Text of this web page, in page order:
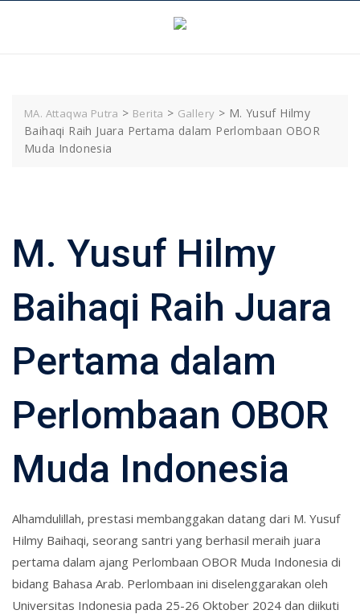
MA. Attaqwa Putra > Berita > Gallery > M. Yusuf Hilmy
Baihaqi Raih Juara Pertama dalam Perlombaan OBOR
Muda Indonesia
M. Yusuf Hilmy
Baihaqi Raih Juara
Pertama dalam
Perlombaan OBOR
Muda Indonesia
Alhamdulillah, prestasi membanggakan datang dari M. Yusuf
Hilmy Baihaqi, seorang santri yang berhasil meraih juara
pertama dalam ajang Perlombaan OBOR Muda Indonesia di
bidang Bahasa Arab. Perlombaan ini diselenggarakan oleh
Universitas Indonesia pada 25-26 Oktober 2024 dan diikuti